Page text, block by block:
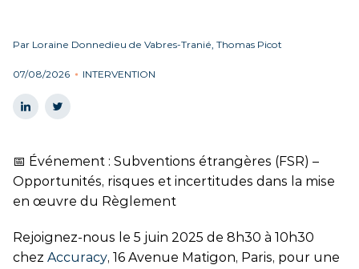
Par Loraine Donnedieu de Vabres-Tranié, Thomas Picot
07/08/2026 INTERVENTION
📅 Événement : Subventions étrangères (FSR) –
Opportunités, risques et incertitudes dans la mise
en œuvre du Règlement
Rejoignez-nous le 5 juin 2025 de 8h30 à 10h30
chez Accuracy, 16 Avenue Matigon, Paris, pour une